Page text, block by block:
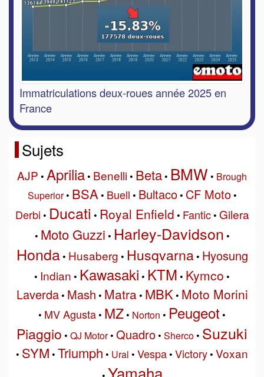
Immatriculations deux-roues année 2025 en
France
Sujets
AJP • Aprilia• Benelli• Beta• BMW • Brough
Superior• BSA• Buell • Bultaco• CF Moto•
Derbi • Ducati • Royal Enfield • Fantic• Gilera
• Moto Guzzi • Harley-Davidson •
Honda• Husaberg • Husqvarna• Hyosung
• Indian • Kawasaki • KTM • Kymco •
Laverda• Mash • Matra• MBK• Moto Morini
• MV Agusta• MZ• Norton • Peugeot •
Piaggio • QJ Motor• Quadro• Sherco• Suzuki
• SYM • Triumph • Ural • Vespa• Victory• Voxan
Yamaha